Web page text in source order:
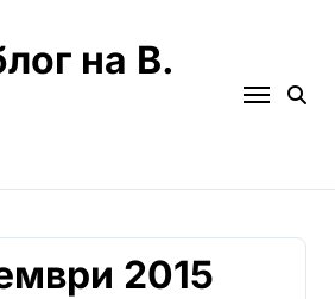
на В.
2015